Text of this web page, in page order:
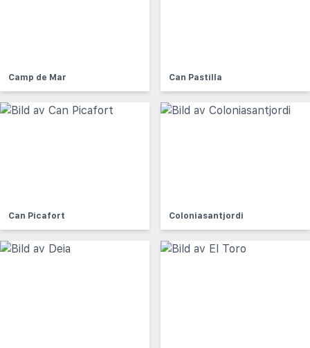
Camp de Mar Can Pastilla
Can Picafort Coloniasantjordi